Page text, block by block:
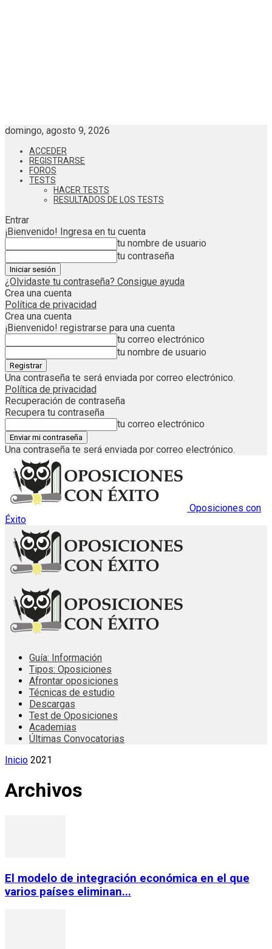
domingo, agosto 9, 2026
ACCEDER
REGISTRARSE
FOROS
TESTS
HACER TESTS
RESULTADOS DE LOS TESTS
Entrar
¡Bienvenido! Ingresa en tu cuenta
tu nombre de usuario
tu contraseña
¿Olvidaste tu contraseña? Consigue ayuda
Crea una cuenta
Política de privacidad
Crea una cuenta
¡Bienvenido! registrarse para una cuenta
tu correo electrónico
tu nombre de usuario
Una contraseña te será enviada por correo electrónico.
Política de privacidad
Recuperación de contraseña
Recupera tu contraseña
tu correo electrónico
Una contraseña te será enviada por correo electrónico.
Oposiciones con
Éxito
Guía: Información
Tipos: Oposiciones
Afrontar oposiciones
Técnicas de estudio
Descargas
Test de Oposiciones
Academias
Últimas Convocatorias
Inicio 2021
Archivos
El modelo de integración económica en el que
varios países eliminan...